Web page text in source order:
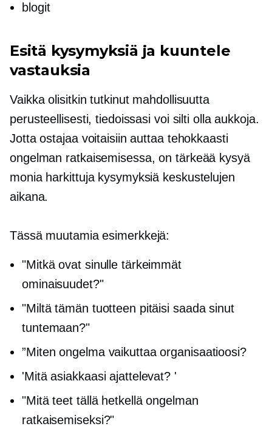
blogit
Esitä kysymyksiä ja kuuntele
vastauksia
Vaikka olisitkin tutkinut mahdollisuutta
perusteellisesti, tiedoissasi voi silti olla aukkoja.
Jotta ostajaa voitaisiin auttaa tehokkaasti
ongelman ratkaisemisessa, on tärkeää kysyä
monia harkittuja kysymyksiä keskustelujen
aikana.
Tässä muutamia esimerkkejä:
"Mitkä ovat sinulle tärkeimmät
ominaisuudet?"
"Miltä tämän tuotteen pitäisi saada sinut
tuntemaan?"
”Miten ongelma vaikuttaa organisaatioosi?
'Mitä asiakkaasi ajattelevat? '
"Mitä teet tällä hetkellä ongelman
ratkaisemiseksi?"